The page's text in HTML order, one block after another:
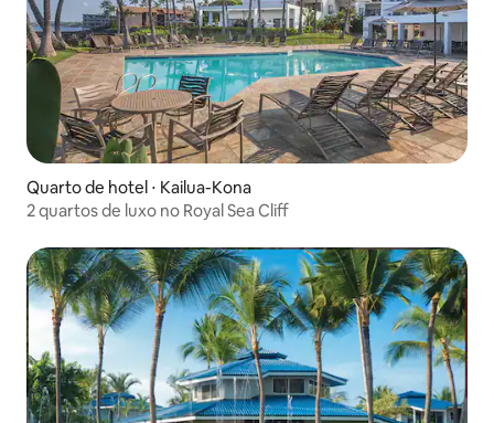
Quarto de hotel ⋅ Kailua-Kona
2 quartos de luxo no Royal Sea Cliff